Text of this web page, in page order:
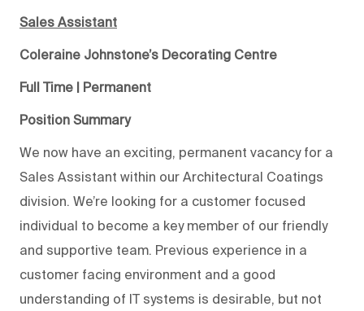
Sales Assistant
Coleraine Johnstone’s Decorating Centre
Full Time | Permanent
Position Summary
We now have an exciting, permanent vacancy for a
Sales Assistant within our Architectural Coatings
division. We’re looking for a customer focused
individual to become a key member of our friendly
and supportive team. Previous experience in a
customer facing environment and a good
understanding of IT systems is desirable, but not